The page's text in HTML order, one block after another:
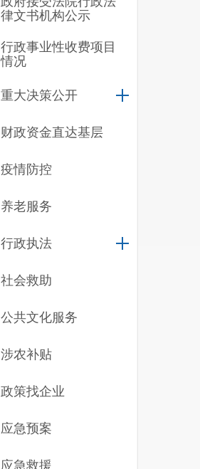
律文书机构公示
行政事业性收费项目
情况
重大决策公开
财政资金直达基层
疫情防控
养老服务
行政执法
社会救助
公共文化服务
涉农补贴
政策找企业
应急预案
应急救援